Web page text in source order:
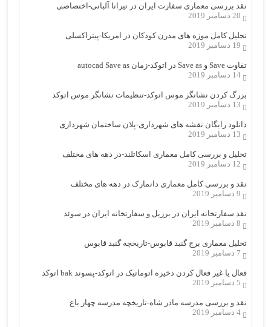
نقد بررسی معماری سفارت ایران در تیرانا آلبانی-اختصاصی
20 دسامبر 2019
تحلیل کامل موزه های مدرن کودکان در امریکا-پیتراکسلی
19 دسامبر 2019
تفاوت Save و Save as در اتوکد-زمان autocad Save as
14 دسامبر 2019
بزرگ کردن نشانگر موس اتوکد-تنظیمات نشانگر موس اتوکد
13 دسامبر 2019
دانلود رایگان نقشه های شهرداری-پلان ساختمان شهرداری
13 دسامبر 2019
تحلیل و بررسی کامل معماری اسکاتلند-در دهه های مختلف
12 دسامبر 2019
نقد و بررسی کامل معماری دانمارک در دهه های مختلف
9 دسامبر 2019
نقد سفارتخانه ایران در برزیل و سفارتخانه ایران در سوئد
8 دسامبر 2019
تحلیل معماری برج گنبد قابوس-تاریخچه گنبد قابوس
7 دسامبر 2019
فعال یا غیر فعال کردن ذخیره اتوماتیک در اتوکد-پسوند bak اتوکد
5 دسامبر 2019
نقد و بررسی مدرسه مادر شاه-تاریخچه مدرسه چهار باغ
4 دسامبر 2019